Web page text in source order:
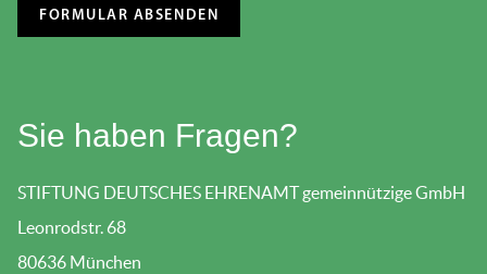
Sie haben Fragen?
STIFTUNG DEUTSCHES EHRENAMT gemeinnützige GmbH
Leonrodstr. 68
80636 München